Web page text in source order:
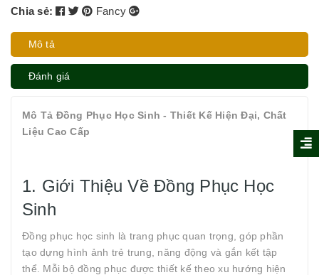
Chia sẻ: Fancy
Mô tả
Đánh giá
Mô Tả Đồng Phục Học Sinh - Thiết Kế Hiện Đại, Chất
Liệu Cao Cấp
1. Giới Thiệu Về Đồng Phục Học
Sinh
Đồng phục học sinh là trang phục quan trọng, góp phần
tạo dựng hình ảnh trẻ trung, năng động và gắn kết tập
thể. Mỗi bộ đồng phục được thiết kế theo xu hướng hiện